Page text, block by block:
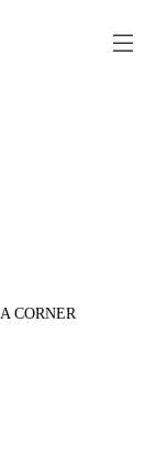
CORNER